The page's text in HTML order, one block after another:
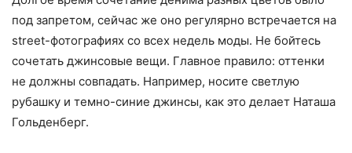
под запретом, сейчас же оно регулярно встречается на
street-фотографиях со всех недель моды. Не бойтесь
сочетать джинсовые вещи. Главное правило: оттенки
не должны совпадать. Например, носите светлую
рубашку и темно-синие джинсы, как это делает Наташа
Гольденберг.